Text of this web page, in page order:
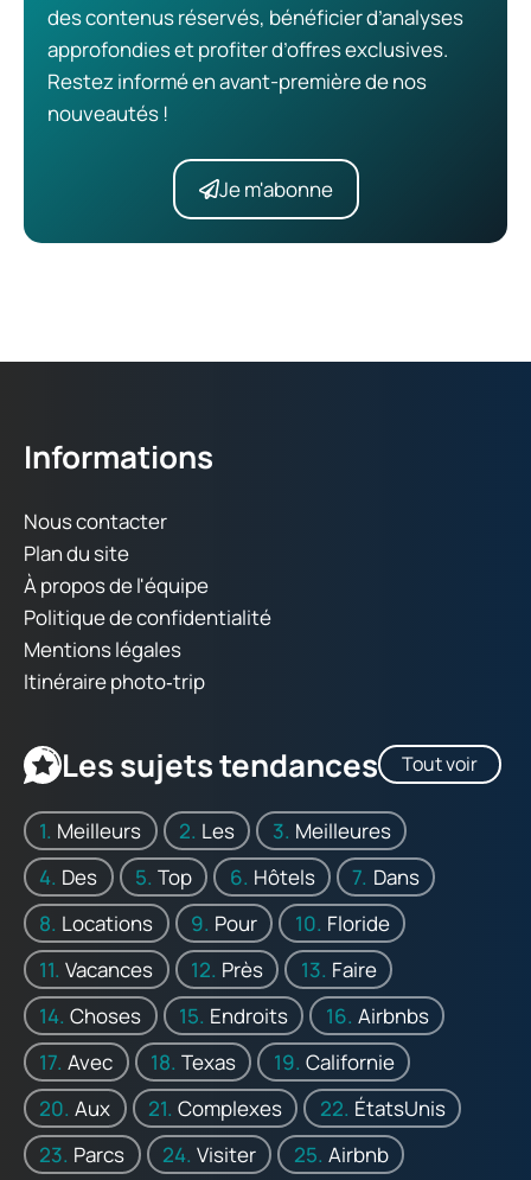
des contenus réservés, bénéficier d’analyses
approfondies et profiter d’offres exclusives.
Restez informé en avant-première de nos
nouveautés !
Je m'abonne
Informations
Nous contacter
Plan du site
À propos de l'équipe
Politique de confidentialité
Mentions légales
Itinéraire photo‑trip
Les sujets tendances Tout voir
Meilleurs Les
Meilleures
Des
Top Hôtels
Dans
Locations
Pour
Floride
Vacances
Près
Faire
Choses
Endroits
Airbnbs
Avec
Texas
Californie
Aux
Complexes
ÉtatsUnis
Parcs
Visiter Airbnb